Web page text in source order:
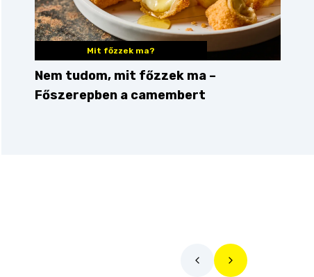
Mit főzzek ma?
Nem tudom, mit főzzek ma –
Főszerepben a camembert